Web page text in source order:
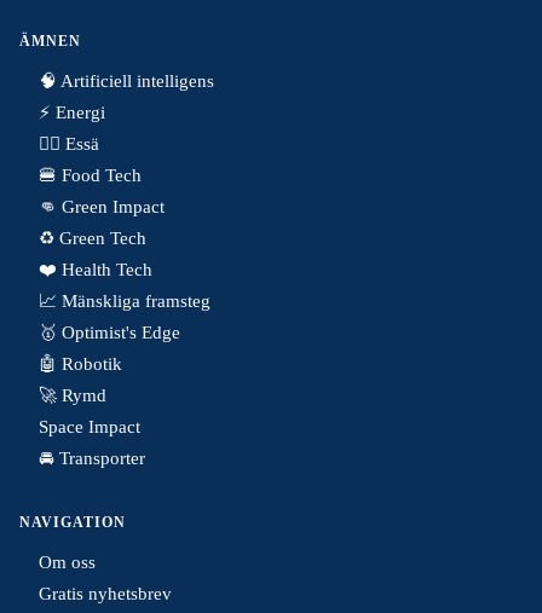
ÄMNEN
🧠 Artificiell intelligens
⚡️ Energi
✍🏼 Essä
🍔 Food Tech
👊 Green Impact
♻️ Green Tech
❤️ Health Tech
📈 Mänskliga framsteg
🥇 Optimist's Edge
🤖 Robotik
🚀 Rymd
Space Impact
🚘 Transporter
NAVIGATION
Om oss
Gratis nyhetsbrev